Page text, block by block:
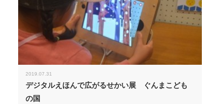
2019.07.31
デジタルえほんで広がるせかい展 ぐんまこども
の国